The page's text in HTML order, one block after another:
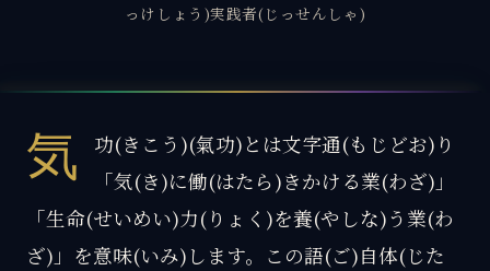
っけしょう)実践者(じっせんしゃ)
気
功(きこう)(氣功)とは文字通(もじどお)り
「気(き)に働(はたら)きかける業(わざ)」
「生命(せいめい)力(りょく)を養(やしな)う業(わ
ざ)」を意味(いみ)します。この語(ご)自体(じた